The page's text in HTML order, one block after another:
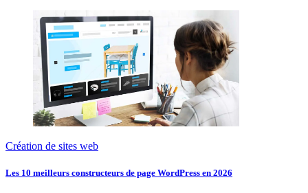
Création de sites web
Les 10 meilleurs constructeurs de page WordPress en 2026